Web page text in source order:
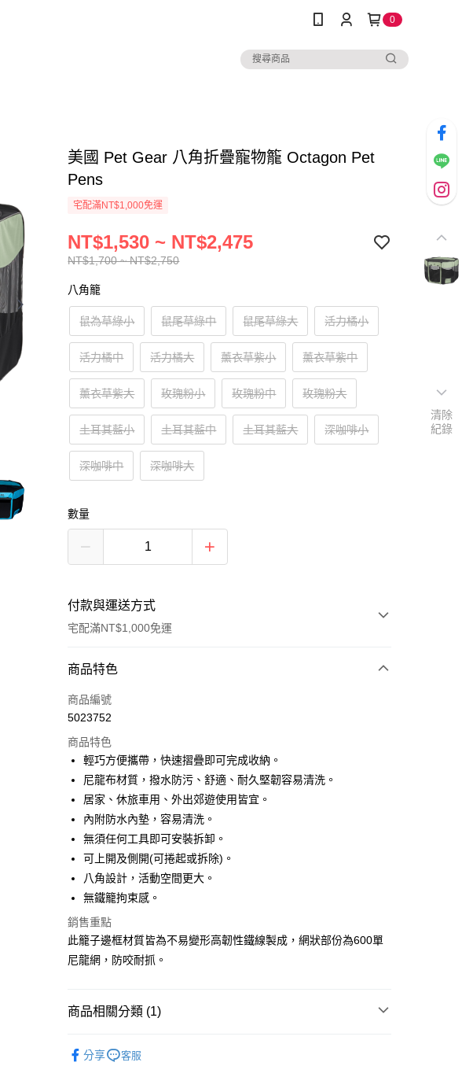
0
美國 Pet Gear 八角折疊寵物籠 Octagon Pet
Pens
宅配滿NT$1,000免運
NT$1,700 ~ NT$2,750
NT$1,530 ~ NT$2,475
八角籠
鼠為草綠小 鼠尾草綠中 鼠尾草綠大 活力橘小
活力橘中 活力橘大 薰衣草紫小 薰衣草紫中
薰衣草紫大 玫瑰粉小 玫瑰粉中 玫瑰粉大
土耳其藍小 土耳其藍中 土耳其藍大 深咖啡小
深咖啡中 深咖啡大
數量
付款與運送方式
宅配滿NT$1,000免運
付款方式
信用卡一次付款
3 期 0 利率 每期 NT$510
合作金庫商業銀行
第一商業銀行
華南商業銀行
彰化商業銀行
國泰世華商業銀行
臺灣中小企業銀行
匯豐（台灣）商業銀行
聯邦商業銀行
元大商業銀行
台新國際商業銀行
台灣樂天信用卡公司
LINE Pay
Google Pay
運送方式
新竹貨運宅配
每筆NT$100，滿NT$1,000(含以上)免運費
離島宅配
商品特色
商品編號
5023752
商品特色
輕巧方便攜帶，快速摺疊即可完成收納。
尼龍布材質，撥水防污、舒適、耐久堅韌容易清洗。
居家、休旅車用、外出郊遊使用皆宜。
內附防水內墊，容易清洗。
無須任何工具即可安裝拆卸。
可上開及側開(可捲起或拆除)。
八角設計，活動空間更大。
無鐵籠拘束感。
銷售重點
此籠子邊框材質皆為不易變形高韌性鐵線製成，網狀部份為600單
尼龍網，防咬耐抓。
商品相關分類 (1)
分享
客服
清除
紀錄